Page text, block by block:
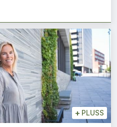
+ PLUSS